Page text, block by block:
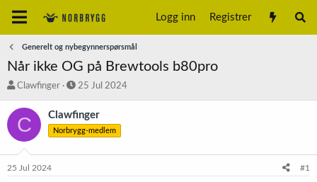
Logg inn Registrer
Generelt og nybegynnerspørsmål
Når ikke OG på Brewtools b80pro
T
å
d
Clawfinger
S
a
r
t
25 Jul 2024
C Clawfinger
Norbrygg-medlem
25 Jul 2024 #1